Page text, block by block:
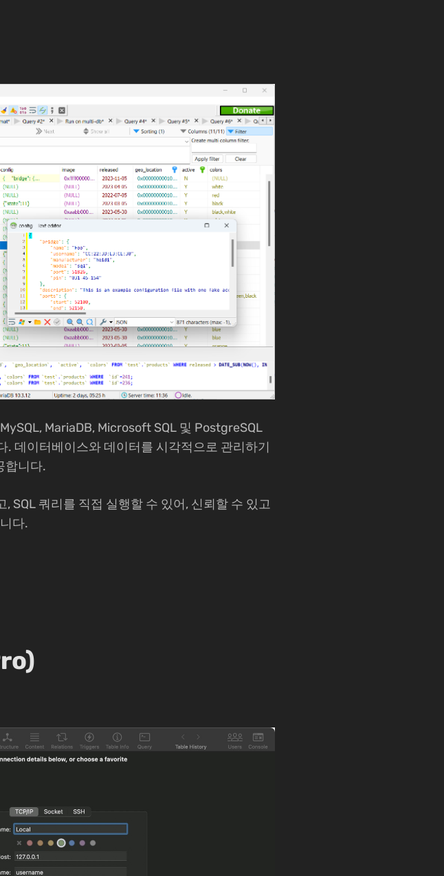
MariaDB, Microsoft SQL 및 PostgreSQL
데이터베이스와 데이터를 시각적으로 관리하기
합니다.
SQL 쿼리를 직접 실행할 수 있어, 신뢰할 수 있고
다.